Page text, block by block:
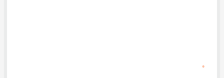
0